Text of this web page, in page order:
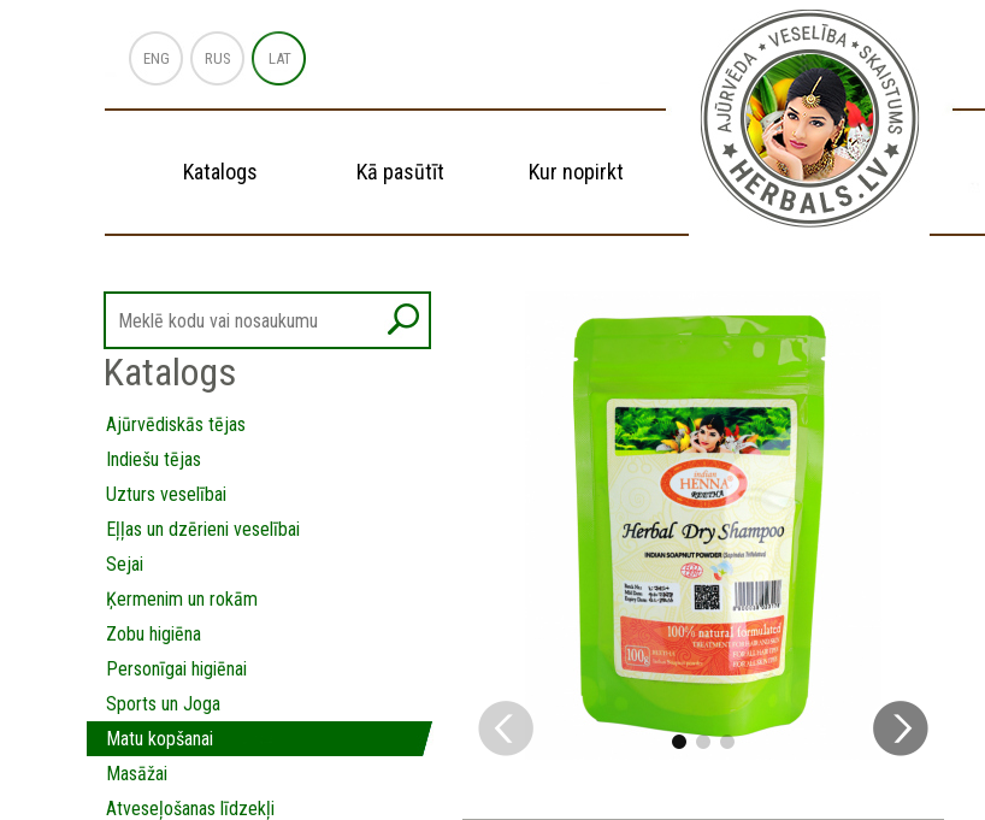
ENG RUS LAT
Katalogs Kā pasūtīt Kur nopirkt
Katalogs
Ajūrvēdiskās tējas
Indiešu tējas
Uzturs veselībai
Eļļas un dzērieni veselībai
Sejai
Ķermenim un rokām
Zobu higiēna
Personīgai higiēnai
Sports un Joga
Matu kopšanai
Masāžai
Аtveseļošanas līdzekļi